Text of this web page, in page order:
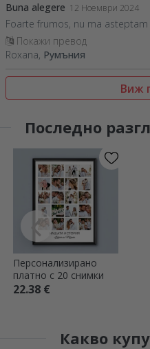
Buna alegere 12 Ноември 2024
Foarte frumos, nu ma
Покажи превод
Roxana, Румъния
Виж
Последно
Персонализирано
платно с 20 снимки
22.38 €
Какво